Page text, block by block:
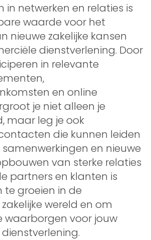
in netwerken en relaties is
waarde voor het
nieuwe zakelijke kansen
dienstverlening. Door
in relevante
en online
je niet alleen je
maar leg je ook
die kunnen leiden
en nieuwe
van sterke relaties
partners en klanten is
te groeien in de
wereld en om
waarborgen voor jouw